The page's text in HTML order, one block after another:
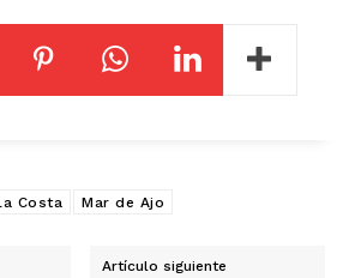
Costa Mar de Ajo
Artículo siguiente